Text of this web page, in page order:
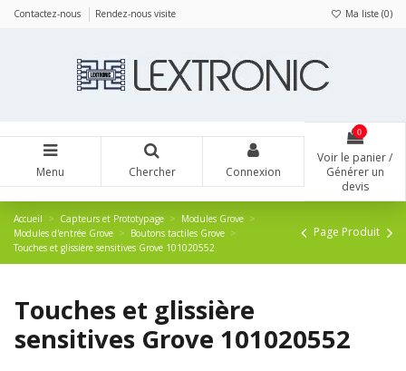
Contactez-nous Rendez-nous visite Ma liste (0)
Menu Chercher Connexion
0
Voir le panier /
Générer un
devis
Accueil Capteurs et Prototypage
Modules Grove
Modules d'entrée Grove
Boutons tactiles Grove
Touches et glissière sensitives Grove 101020552
Page Produit
Touches et glissière
sensitives Grove 101020552
Panneau de gestion des cookies